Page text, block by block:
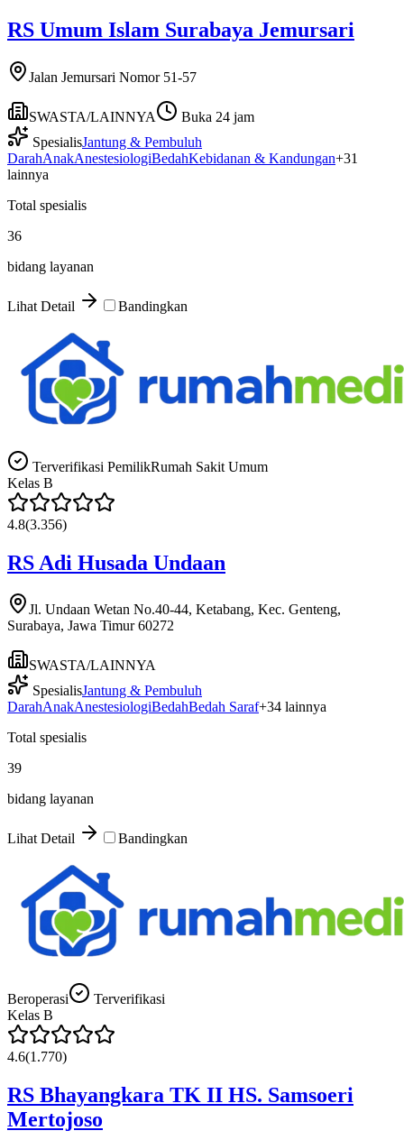
RS Umum Islam Surabaya Jemursari
Jalan Jemursari Nomor 51-57
SWASTA/LAINNYA
Buka 24 jam
SpesialisJantung & Pembuluh
DarahAnakAnestesiologiBedahKebidanan & Kandungan+31
lainnya
Total spesialis
36
bidang layanan
Lihat Detail Bandingkan
Terverifikasi PemilikRumah Sakit Umum
Kelas B
4.8(3.356)
RS Adi Husada Undaan
Jl. Undaan Wetan No.40-44, Ketabang, Kec. Genteng,
Surabaya, Jawa Timur 60272
SWASTA/LAINNYA
SpesialisJantung & Pembuluh
DarahAnakAnestesiologiBedahBedah Saraf+34 lainnya
Total spesialis
39
bidang layanan
Lihat Detail Bandingkan
Beroperasi
Terverifikasi
Kelas B
4.6(1.770)
RS Bhayangkara TK II HS. Samsoeri
Mertojoso